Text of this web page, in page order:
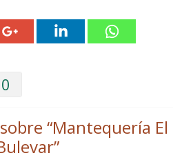
0
“Mantequería El
”